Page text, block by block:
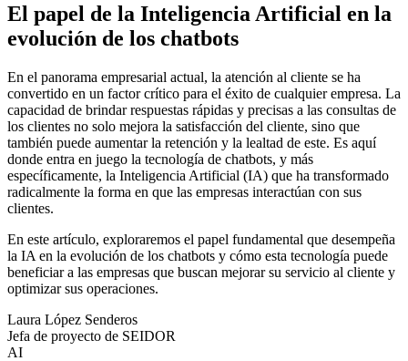
El papel de la Inteligencia Artificial en la
evolución de los chatbots
En el panorama empresarial actual, la atención al cliente se ha
convertido en un factor crítico para el éxito de cualquier empresa. La
capacidad de brindar respuestas rápidas y precisas a las consultas de
los clientes no solo mejora la satisfacción del cliente, sino que
también puede aumentar la retención y la lealtad de este. Es aquí
donde entra en juego la tecnología de chatbots, y más
específicamente, la Inteligencia Artificial (IA) que ha transformado
radicalmente la forma en que las empresas interactúan con sus
clientes.
En este artículo, exploraremos el papel fundamental que desempeña
la IA en la evolución de los chatbots y cómo esta tecnología puede
beneficiar a las empresas que buscan mejorar su servicio al cliente y
optimizar sus operaciones.
Laura López Senderos
Jefa de proyecto de SEIDOR
AI